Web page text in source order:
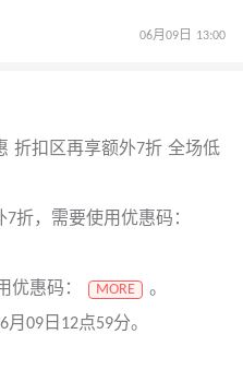
06月09日 13:00
折扣区再享额外7折 全场低
折，需要使用优惠码：
优惠码：
MORE
。
09日12点59分。